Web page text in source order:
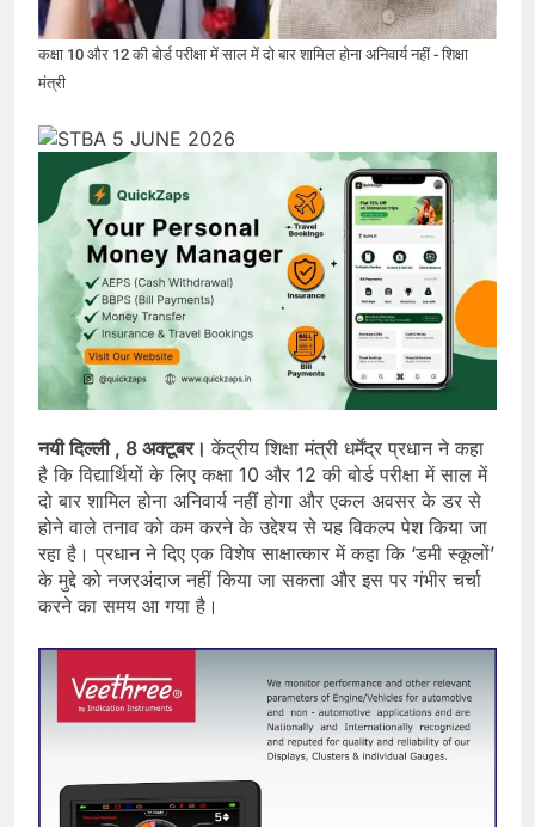
कक्षा 10 और 12 की बोर्ड परीक्षा में साल में दो बार शामिल होना अनिवार्य नहीं - शिक्षा
मंत्री
नयी दिल्ली , 8 अक्टूबर।केंद्रीय शिक्षा मंत्री धर्मेंद्र प्रधान ने कहा
है कि विद्यार्थियों के लिए कक्षा 10 और 12 की बोर्ड परीक्षा में साल में
दो बार शामिल होना अनिवार्य नहीं होगा और एकल अवसर के डर से
होने वाले तनाव को कम करने के उद्देश्य से यह विकल्प पेश किया जा
रहा है। प्रधान ने दिए एक विशेष साक्षात्कार में कहा कि ‘डमी स्कूलों’
के मुद्दे को नजरअंदाज नहीं किया जा सकता और इस पर गंभीर चर्चा
करने का समय आ गया है।